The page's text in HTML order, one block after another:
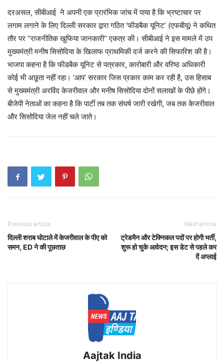
दरअसल, सीबीआई ने अपनी एक प्रारंभिक जांच में पाया है कि भ्रष्टाचार पर
लगाम लगाने के लिए दिल्ली सरकार द्वारा गठित ‘फीडबैक यूनिट’ (एफबीयू) ने कथित
तौर पर ‘‘राजनीतिक खुफिया जानकारी’’ एकत्र की। सीबीआई ने इस मामले में उप
मुख्यमंत्री मनीष सिसोदिया के खिलाफ प्राथमिकी दर्ज करने की सिफारिश की है।
भाजपा कहना है कि फीडबैक यूनिट से पत्रकार, कारोबारी और वरिष्ठ अधिकारी
कोई भी अछूता नहीं रहा। ‘आप’ सरकार जिस प्रकार काम कर रही है, उस हिसाब
से मुख्यमंत्री अरविंद केजरीवाल और मनीष सिसोदिया दोनों सलाखों के पीछे होंगे।
बीजेपी नेताओं का कहना है कि पार्टी तब तक संघर्ष जारी रखेगी, जब तक केजरीवाल
और सिसोदिया जेल नहीं चले जाते।
Previous article
दिल्ली शराब घोटाले में केजरीवाल के पीए को
समन, ED ने की पूछताछ
Next article
ट्रेडमैन और टेक्निकल पदों पर होगी भर्ती,
शुरू हो चुके आवेदन; इस डेट से पहले कर
दें अप्लाई
Aajtak India